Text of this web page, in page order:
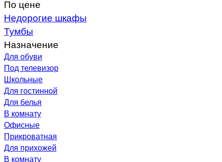
По цене
Недорогие шкафы
Тумбы
Назначение
Для обуви
Под телевизор
Школьные
Для гостинной
Для белья
В комнату
Офисные
Прикроватная
Для прихожей
В комнату